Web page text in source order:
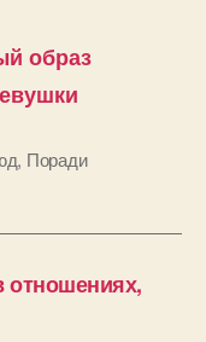
образ
, Поради
отношениях,